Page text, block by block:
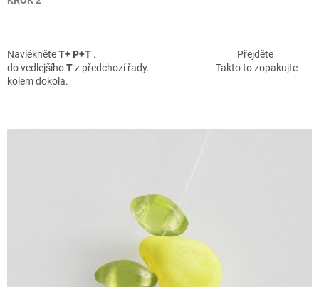
NavlékněteT+ P+T . Přejděte
do vedlejšíhoTz předchozí řady. Takto to zopakujte
kolem dokola.